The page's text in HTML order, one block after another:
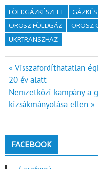
FÖLDGÁZKÉSZLET
OROSZ FÖLDGÁZ
OROSZ
UKRTRANSZHAZ
Bejegyzés
navigáció
« Visszafordíthatatlan
20 év alatt
Nemzetközi kampány a
kizsákmányolása ellen »
FACEBOOK